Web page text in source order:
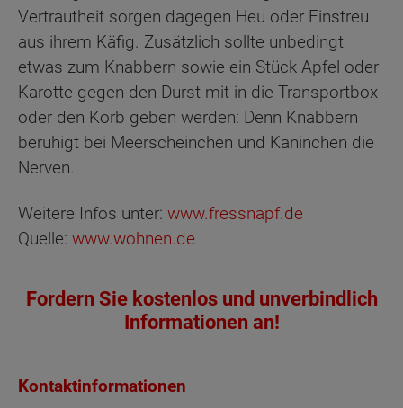
Vertrautheit sorgen dagegen Heu oder Einstreu
aus ihrem Käfig. Zusätzlich sollte unbedingt
etwas zum Knabbern sowie ein Stück Apfel oder
Karotte gegen den Durst mit in die Transportbox
oder den Korb geben werden: Denn Knabbern
beruhigt bei Meerscheinchen und Kaninchen die
Nerven.
Weitere Infos unter: www.fressnapf.de
Quelle: www.wohnen.de
Fordern Sie kostenlos und unverbindlich
Informationen an!
Kontaktinformationen